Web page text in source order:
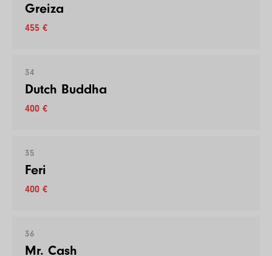
Greiza
455 €
34
Dutch Buddha
400 €
35
Feri
400 €
36
Mr. Cash